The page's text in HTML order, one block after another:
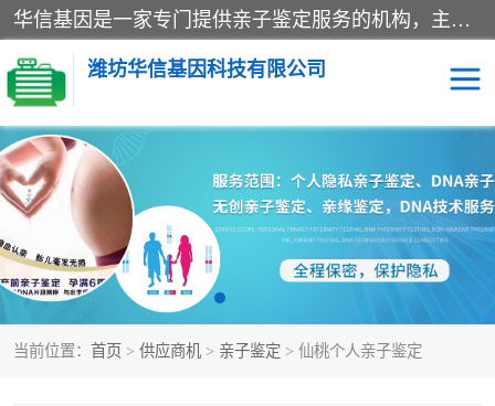
华信基因是一家专门提供亲子鉴定服务的机构，主要业务：济南亲子鉴定、临沂亲子鉴定、菏泽亲子鉴定、淄博亲子鉴定、青岛亲子鉴定、日照亲子鉴定、临朐亲子鉴定、寿光亲子鉴定等，联合广州、上海、北京、深圳、杭州、武汉、成都、合肥、贵阳、沈阳等地区有法医物证鉴定机构及基因检测公司，为国内外客户提供便捷的DNA鉴定服务。
潍坊华信基因科技有限公司
当前位置： 首页 > 供应商机 > 亲子鉴定 > 仙桃个人亲子鉴定
亲子鉴定 DNA亲子鉴定
隐私亲子鉴定 无创亲子鉴定
孕期亲子鉴定